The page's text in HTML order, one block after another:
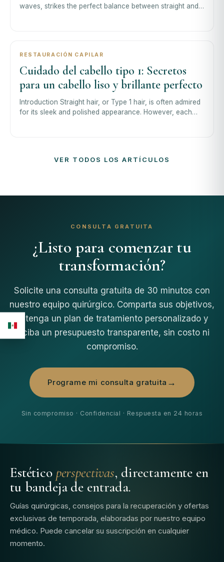
waves, strikes the perfect balance between straight and
RESTAURACIÓN CAPILAR
Cuidado del cabello tipo 1: Secretos
para un cabello liso y brillante perfecto
Introduction Straight hair, or Type 1 hair, is often admired
for its sleek and polished appearance. However, each
VER TODOS LOS ARTÍCULOS
CONSULTA GRATUITA
¿Listo para comenzar tu
transformación?
Solicite una consulta gratuita de 30 minutos con
nuestro equipo quirúrgico. Comparta sus objetivos,
obtenga un plan de tratamiento personalizado y
reciba un presupuesto transparente, sin costo ni
compromiso.
Programe mi consulta gratuita
Sin compromiso · Confidencial · Respuesta en 24 horas
Estético perspectivas, directamente en
tu bandeja de entrada.
Guías quirúrgicas, consejos para la recuperación y ofertas
exclusivas de temporada, elaboradas por nuestro equipo
médico. Puede cancelar su suscripción en cualquier
momento.